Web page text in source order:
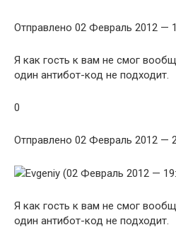
Отправлено 02 Февраль 2012 —
Я как гость к вам не смог
один антибот-код не подходит.
0
Отправлено 02 Февраль 2012 —
Evgeniy (02 Февраль 2012 —
Я как гость к вам не смог
один антибот-код не подходит.